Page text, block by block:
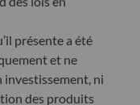
décision
de gestion suit
strict qui
défis de la
de
par le
présente a été
et ne
investissement, ni
des produits